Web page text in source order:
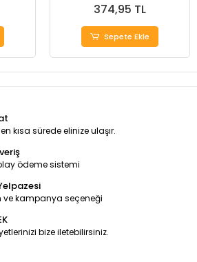
374,95 TL
Sepete Ekle
kısa sürede elinize ulaşır.
ödeme sistemi
ve kampanya seçeneği
bize iletebilirsiniz.